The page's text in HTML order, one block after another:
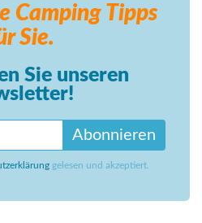
Camping Tipps
Sie.
Sie unseren
Abonnieren
gelesen und akzeptiert.